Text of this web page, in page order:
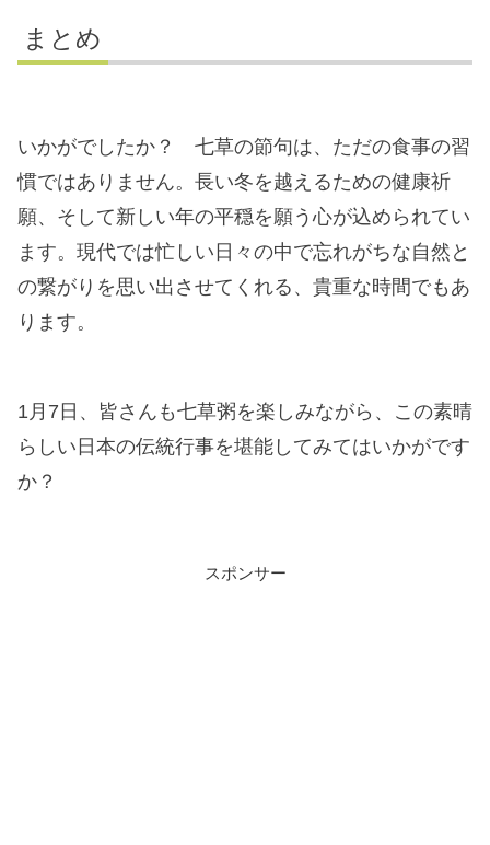
まとめ
いかがでしたか？ 七草の節句は、ただの食事の習
慣ではありません。長い冬を越えるための健康祈
願、そして新しい年の平穏を願う心が込められてい
ます。現代では忙しい日々の中で忘れがちな自然と
の繋がりを思い出させてくれる、貴重な時間でもあ
ります。
1月7日、皆さんも七草粥を楽しみながら、この素晴
らしい日本の伝統行事を堪能してみてはいかがです
か？
スポンサー